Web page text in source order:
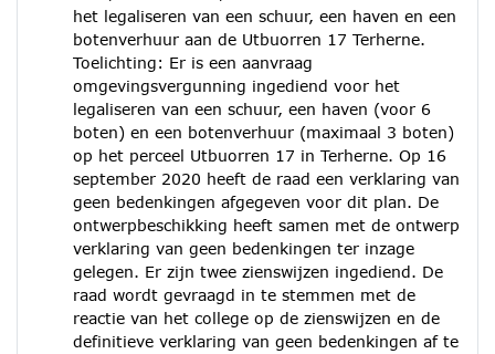
het legaliseren van een schuur, een haven en een
botenverhuur aan de Utbuorren 17 Terherne.
Toelichting: Er is een aanvraag
omgevingsvergunning ingediend voor het
legaliseren van een schuur, een haven (voor 6
boten) en een botenverhuur (maximaal 3 boten)
op het perceel Utbuorren 17 in Terherne. Op 16
september 2020 heeft de raad een verklaring van
geen bedenkingen afgegeven voor dit plan. De
ontwerpbeschikking heeft samen met de ontwerp
verklaring van geen bedenkingen ter inzage
gelegen. Er zijn twee zienswijzen ingediend. De
raad wordt gevraagd in te stemmen met de
reactie van het college op de zienswijzen en de
definitieve verklaring van geen bedenkingen af te